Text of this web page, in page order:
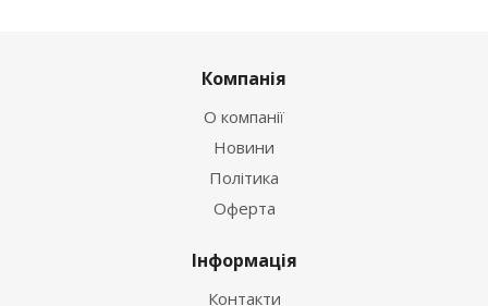
Компанія
О компанії
Новини
Політика
Оферта
Інформація
Контакти